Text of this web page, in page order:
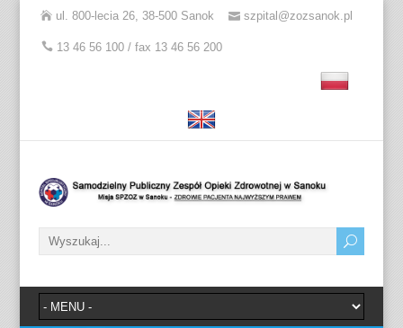
ul. 800-lecia 26, 38-500 Sanok szpital@zozsanok.pl
13 46 56 100 / fax 13 46 56 200